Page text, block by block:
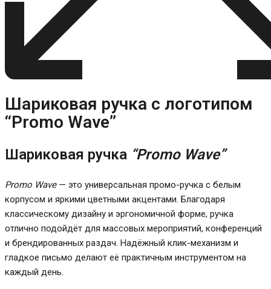
Шариковая ручка с логотипом
“Promo Wave”
Шариковая ручка “Promo Wave”
Promo Wave— это универсальная промо-ручка с белым
корпусом и яркими цветными акцентами. Благодаря
классическому дизайну и эргономичной форме, ручка
отлично подойдёт для массовых мероприятий, конференций
и брендированных раздач. Надёжный клик-механизм и
гладкое письмо делают её практичным инструментом на
каждый день.